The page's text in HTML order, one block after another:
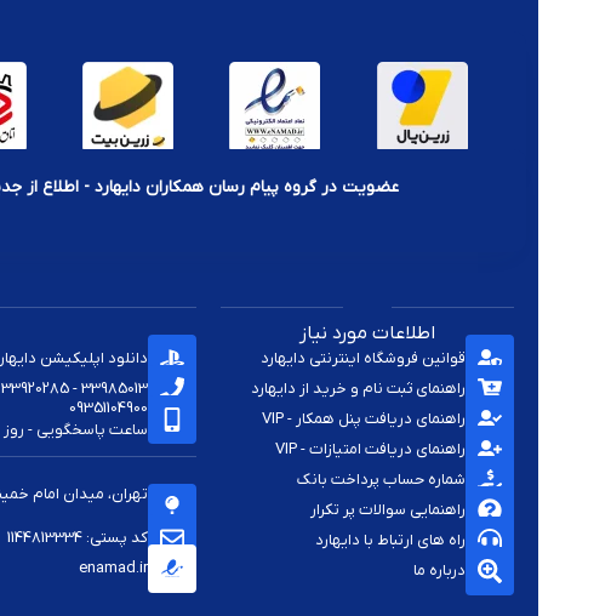
عضویت در گروه پیام رسان همکاران دایهارد - اطلاع از
اطلاعات مورد نیاز
قوانین فروشگاه اینترنتی دایهارد
راهنمای ثبت نام و خرید از دایهارد
راهنمای دریافت پنل همکار - VIP
راهنمای دریافت امتیازات - VIP
شماره حساب پرداخت بانک
راهنمایی سوالات پر تکرار
راه های ارتباط با دایهارد
درباره ما
دانلود اپلیکیشن
33985013 - 33920285 - 33985411 - 33963414 - 33937701 - 009821
09351104900
ساعت پاسخگویی - روز های
تهران، میدان امام
کد پستی: 1144813334
enamad.ir